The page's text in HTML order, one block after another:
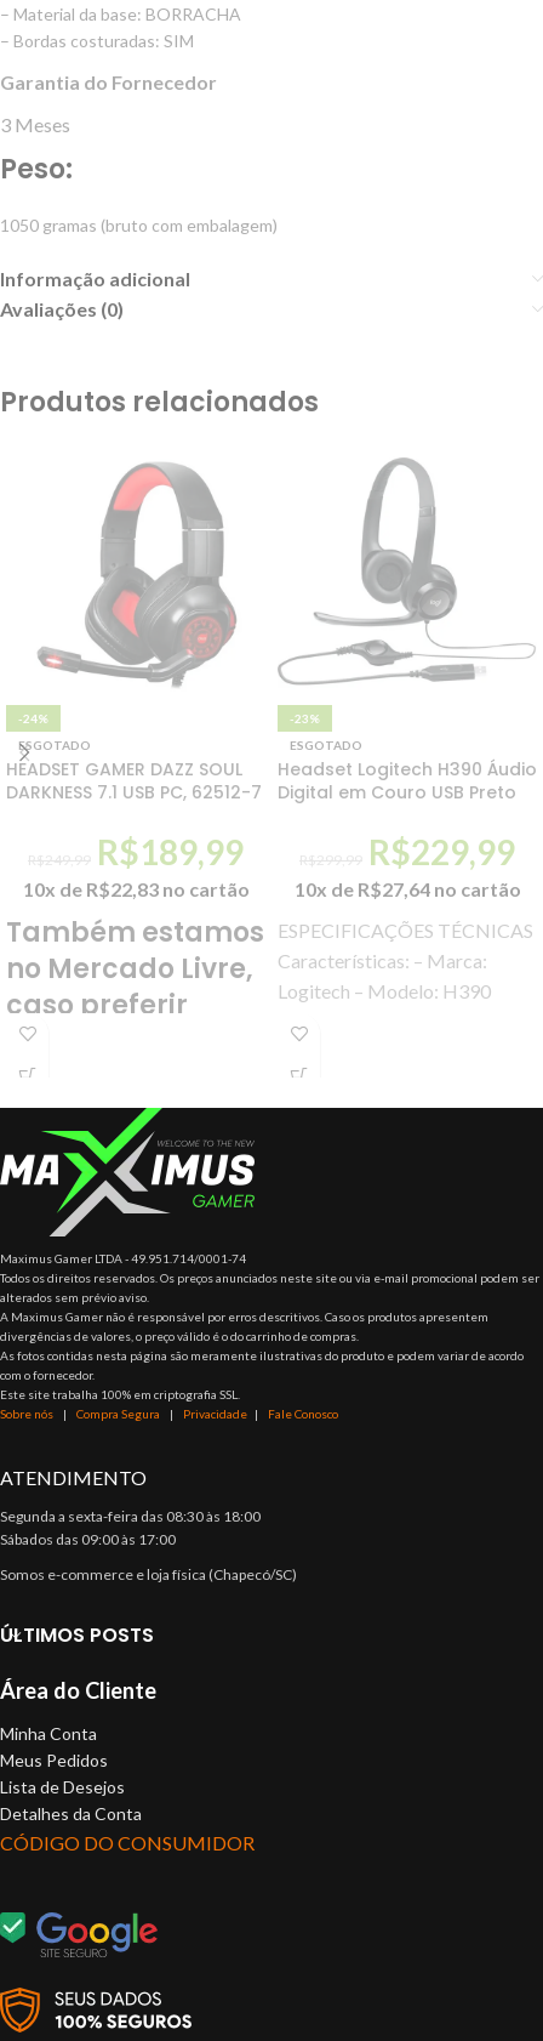
– Material da base: BORRACHA
– Bordas costuradas: SIM
Garantia do Fornecedor
3 Meses
Peso:
1050 gramas (bruto com embalagem)
Informação adicional
Avaliações (0)
Produtos relacionados
-24%
ESGOTADO
HEADSET GAMER DAZZ SOUL
DARKNESS 7.1 USB PC, 62512-7
R$249,99 R$189,99
10x de R$22,83 no cartão
Também estamos
no Mercado Livre,
caso preferir
compre por lá.
-23%
ESGOTADO
Headset Logitech H390 Áudio
Digital em Couro USB Preto
R$299,99 R$229,99
10x de R$27,64 no cartão
ESPECIFICAÇÕES TÉCNICAS
Características: – Marca:
Logitech – Modelo: H390
Especificações: – Sensibilidade
dBV /
Maximus Gamer LTDA - 49.951.714/0001-74
Todos os direitos reservados. Os preços anunciados neste site ou via e-mail promocional podem ser
alterados sem prévio aviso.
A Maximus Gamer não é responsável por erros descritivos. Caso os produtos apresentem
divergências de valores, o preço válido é o do carrinho de compras.
As fotos contidas nesta página são meramente ilustrativas do produto e podem variar de acordo
com o fornecedor.
Este site trabalha 100% em criptografia SSL.
Sobre nós | Compra Segura | Privacidade | Fale Conosco
ATENDIMENTO
Segunda a sexta-feira das 08:30 às 18:00
Sábados das 09:00 às 17:00
Somos e-commerce e loja física (Chapecó/SC)
ÚLTIMOS POSTS
Área do Cliente
Minha Conta
Meus Pedidos
Lista de Desejos
Detalhes da Conta
CÓDIGO DO CONSUMIDOR